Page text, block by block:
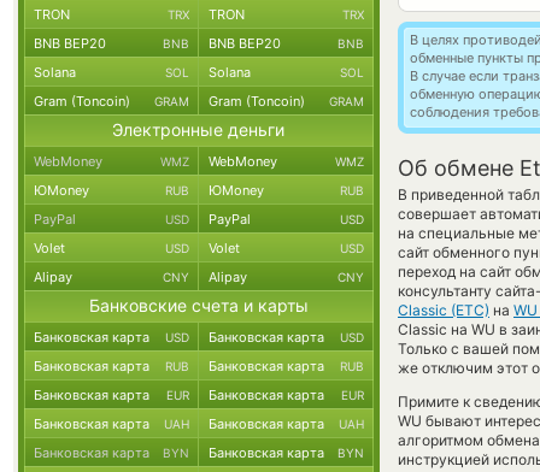
В целях
обменные пункты
В случае если
обменную
соблюдения
Об обмене
В приведенной
совершает
на специальные
сайт обменного
переход на сайт
консультанту
Classic (ETC) на
Classic на WU в
Только с вашей
же отключим этот
Примите к
WU бывают
алгоритмом
инструкцией
TRON TRX TRON TRX
BNB BEP20 BNB BNB BEP20 BNB
Solana SOL Solana SOL
Gram (Toncoin) GRAM Gram (Toncoin) GRAM
Электронные деньги
WebMoney WMZ WebMoney WMZ
ЮMoney RUB ЮMoney RUB
PayPal USD PayPal USD
Volet USD Volet USD
Alipay CNY Alipay CNY
Банковские счета и карты
Банковская карта USD Банковская карта USD
Банковская карта RUB Банковская карта RUB
Банковская карта EUR Банковская карта EUR
Банковская карта UAH Банковская карта UAH
Банковская карта BYN Банковская карта BYN